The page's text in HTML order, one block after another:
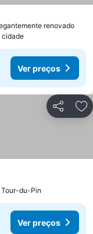
renovadoVer
cidade
Ver preços
Partilhar
Tour-du-Pin
Ver preços